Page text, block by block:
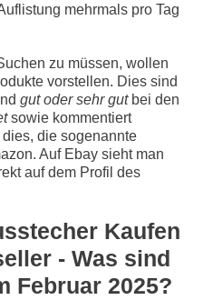
mehrmals pro Tag
zu müssen, wollen
vorstellen. Dies sind
gut oder sehr gutbei den
sowie kommentiert
die sogenannte
Auf Ebay sieht man
auf dem Profil des
Kaufen
- Was sind
Februar 2025?